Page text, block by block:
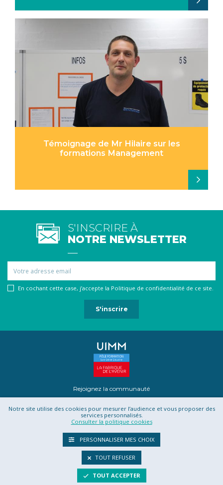
Témoignage de Mr Hilaire sur les
formations Management
S'INSCRIRE À
NOTRE NEWSLETTER
En cochant cette case, j’accepte la Politique de confidentialité de ce site.
Rejoignez la communauté
Contact Projet Romotics
CGU
CGV
Notre site utilise des cookies pour mesurer l’audience et vous proposer des
services personnalisés.
Consulter la politique cookies
PERSONNALISER MES CHOIX
TOUT REFUSER
TOUT ACCEPTER